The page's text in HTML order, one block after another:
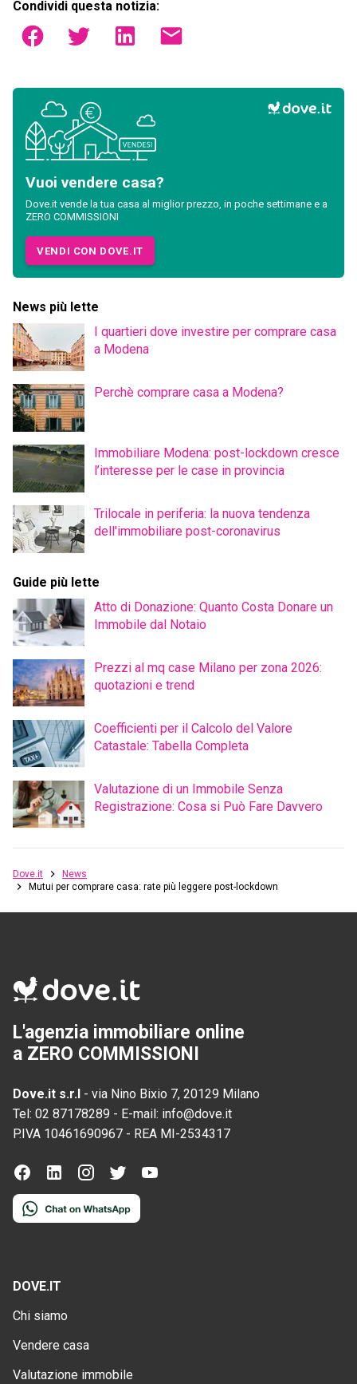
Condividi questa notizia:
Vuoi vendere casa?
Dove.it vende la tua casa al miglior prezzo, in poche settimane e a
ZERO COMMISSIONI
VENDI CON DOVE.IT
News più lette
I quartieri dove investire per comprare casa
a Modena
Perchè comprare casa a Modena?
Immobiliare Modena: post-lockdown cresce
l’interesse per le case in provincia
Trilocale in periferia: la nuova tendenza
dell'immobiliare post-coronavirus
Guide più lette
Atto di Donazione: Quanto Costa Donare un
Immobile dal Notaio
Prezzi al mq case Milano per zona 2026:
quotazioni e trend
Coefficienti per il Calcolo del Valore
Catastale: Tabella Completa
Valutazione di un Immobile Senza
Registrazione: Cosa si Può Fare Davvero
Dove.it
News
Mutui per comprare casa: rate più leggere post-lockdown
L'agenzia immobiliare online
a ZERO COMMISSIONI
Dove.it s.r.l - via Nino Bixio 7, 20129 Milano
Tel: 02 87178289 - E-mail: info@dove.it
P.IVA 10461690967 - REA MI-2534317
DOVE.IT
Chi siamo
Vendere casa
Valutazione immobile